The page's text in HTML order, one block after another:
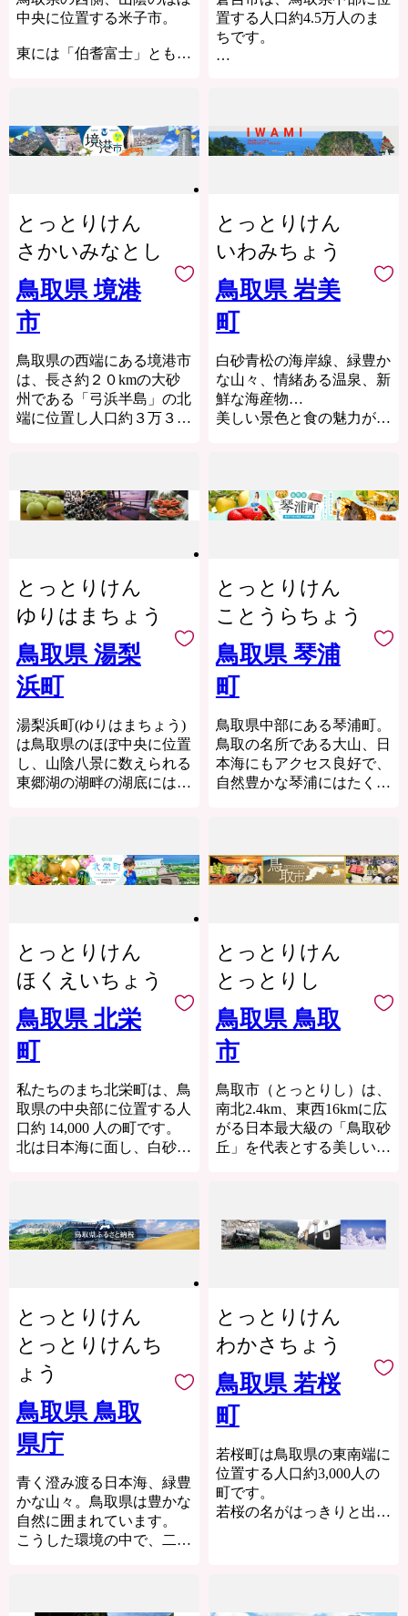
ください。
中央に位置する米子市。
東には「伯耆富士」とも呼
で2番目の大きさを誇り、
ラムサール条約にも登録さ
紀元前からの歴史を持ち、
弥生時代の大規模集落跡や
古墳時代の遺跡も数多く発
見されています。江戸時代
には城下町として繁栄し、
その城下町に住む商人によ
って「商都米子」の礎が築
かれました。
その文化や気質を受け継ぎ
ながら、現在では、高速道
す。
そんな「交流のまち」、そ
れが米子市です。
置する人口約4.5万人のま
ちです。
称：白壁土蔵群）があり、
江戸時代末期から昭和初期
の腰板は、倉吉の特徴的な
美しい景観を形成していま
す。その落ち着いたまちな
みは、初めて訪れたのにど
こか懐かしい日本の原風景
ともいえるたたずまいをみ
市の南部に位置する関金温
泉は、約１３００年前に開
かれた山陰屈指の古湯とし
から「白金（しろがね）の
湯」とも呼ばれており、古
名峰大山の麓に位置する倉
吉市は、県内有数の農業ど
ころとしても知られていま
す。肥沃な土壌で生産者の
高い技術と熱意で作られる
米や野菜、二十世紀梨、ス
イカ、メロン、ワサビなど
は質・量とも西日本有数の
産地です。
また、『肉質日本一』にも
輝いた鳥取和牛は、澄んだ
空気と清らかな伏流水など
イン酸」を豊富に含み、赤
身と脂のバランスが絶妙で
す。
は、これら農畜産物はもち
ろん、市内事業者のこだわ
りの逸品など豊富な返礼品
「くらしよし」のまちづく
りへ、皆さまからの応援を
お待ちしております。
とっとりけん
さかいみなとし
鳥取県 境港
市
鳥取県の西端にある境港市
は、長さ約２０kmの大砂
州である「弓浜半島」の北
端に位置し人口約３万３千
山」を背景に風光明媚な白
砂青松の海岸線を有してお
去５年連続水揚げ日本一な
るなど日本屈指の水揚げを
誇っております。
また、ゲゲゲの鬼太郎で有
名な漫画家水木しげる氏の
出身地としても知られてお
ｍ続く「水木しげるロー
ド」には作品に登場する鬼
太郎や妖怪たちをかたどっ
たブロンズ像が並び、国内
ふるさと納税制度を活用し
（寄附金）をお願いいたし
•「ふるさと納税」とは、
生まれ育った「ふるさとを
大切にしたい」、「ふるさ
との発展に貢献したい」と
いう気持ちを形にするもの
ですが、ご支援の受け付け
は出身者に限定したもので
はありません。どなたでも
結構です。
•この制度による寄附を自
の住民税などから一定限度
までの寄附金相当額が控除
されます。
いただいた方に、プレゼン
トをお届けします。
•ふるさと納税のプレゼン
ト品は一時所得に該当しま
す。他の一時所得との合計
金額が50万を超える場合
は、確定申告を行う必要が
あります。詳しくは国税庁
とっとりけん
いわみちょう
鳥取県 岩美
町
白砂青松の海岸線、緑豊か
な山々、情緒ある温泉、新
鮮な海産物…
美しい景色と食の魅力があ
岩美町は、鳥取県の最東端
で兵庫県と接し、日本海に
る「山陰海岸ジオパーク」
エリアの一部になっていま
す。
山陰海岸国立公園の名勝と
しても知られる「浦富海岸
（うらどめかいがん）」
は、東西約15kmにわたる
リアス式海岸で、美しい海
食地形と白砂青松の砂浜が
広がります。海水は高い透
明度を誇り、海水浴をはじ
ポーツが盛んです。
国民保養温泉地になってい
を刻む源泉かけ流し。頭に
手ぬぐいをのせ、唄を歌い
ながら柄杓で湯をかむる奇
習「湯かむり唄」が伝わり
ます。
また、日本一の漁獲量を誇
る「松葉がに」（雄のズワ
イガニ）をはじめとした新
鮮な魚介類に一年を通して
出会うことができます。
美しい景色と美味しい食
岩美町では、ふるさと納税
し、多くの皆さまからご寄
附をいただいて参りまし
た。皆さまからいただいた
寄附金は、貴重な自然環境
を保全し活用する事業や、
特色ある魅力的なまちづく
して活用しています。
岩美町をふるさと納税を通
じて応援してくださる皆さ
とっとりけん
ゆりはまちょう
鳥取県 湯梨
浜町
湯梨浜町(ゆりはまちょう)
は鳥取県のほぼ中央に位置
し、山陰八景に数えられる
東郷湖の湖畔の湖底には豊
然かけ流しのお湯につかり
四季折々の景色を愛でるの
旧跡、日本一の産地である
二十世紀梨を始め、ぶど
う、いちご、スイカ、メロ
ン等の豊富な果物、岩ガキ
等の海の幸にも恵まれてい
ます。
ダンス、卓球の全国大会を
開催するとともに、ウォー
キング大会も盛んな魅力と
活気に溢れる町です。
とっとりけん
ことうらちょう
鳥取県 琴浦
町
鳥取県中部にある琴浦町。
鳥取の名所である大山、日
本海にもアクセス良好で、
自然豊かな琴浦にはたくさ
じめ、長寿の大木「伯耆の
大シイ」、「船上山」など
また、食文化も魅力的で、
乳製品、フルーツ、ブラン
ド牛、カレーなどバラエテ
ィに富んだ食が楽しめま
す。
琴浦町のより良いまちづく
力をお願いいたします。
とっとりけん
ほくえいちょう
鳥取県 北栄
町
私たちのまち北栄町は、鳥
取県の中央部に位置する人
口約 14,000 人の町です。
北は日本海に面し、白砂青
があり、豊かな自然に囲ま
れています。
な魅力ある農産物が生み出
されています。
また、漫画「名探偵コナ
ン」の作者である青山剛昌
氏の出身地であり、
駅構内に「名探偵コナン」
の装飾が施されたコナン駅
（JR 由良駅）や青山氏の
思い出の所蔵物や作品が展
示された
青山剛昌ふるさと館をはじ
め、駅から青山剛昌ふるさ
と館までの約 1.4km を「コ
とっとりけん
とっとりし
鳥取県 鳥取
市
鳥取市（とっとりし）は、
南北2.4km、東西16kmに広
がる日本最大級の「鳥取砂
丘」を代表とする美しい景
です。自然豊かな観光都市
であり、市街地に温泉が湧
覚に加え、特産品の二十世
紀梨や砂丘らっきょうなど
魅力的な食の宝庫で、四季
を通じて多くの観光客で賑
わいます。
とっとりけん
とっとりけんち
ょう
鳥取県 鳥取
県庁
青く澄み渡る日本海、緑豊
かな山々。鳥取県は豊かな
自然に囲まれています。
こうした環境の中で、二十
とっとりけん
わかさちょう
鳥取県 若桜
町
若桜町は鳥取県の東南端に
位置する人口約3,000人の
町です。
若桜の名がはっきりと出て